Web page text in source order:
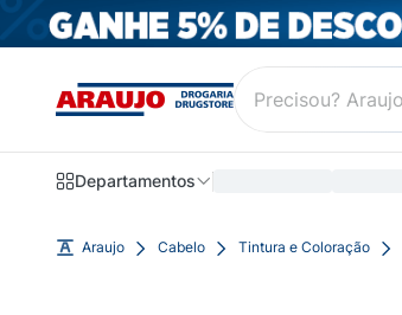
Departamentos
Araujo Cabelo Tintura e Coloração